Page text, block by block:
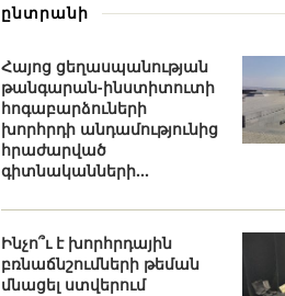
ընտրանի
Հայոց ցեղասպանության
թանգարան-ինստիտուտի
հոգաբարձուների
խորհրդի անդամությունից
հրաժարված
գիտնականների...
Ինչո՞ւ է խորհրդային
բռնաճնշումների թեման
մնացել ստվերում